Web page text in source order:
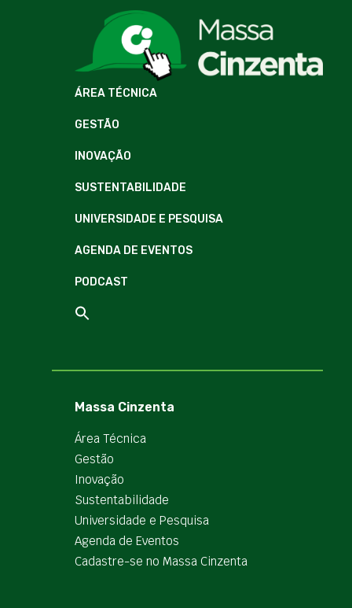
ÁREA TÉCNICA
GESTÃO
INOVAÇÃO
SUSTENTABILIDADE
UNIVERSIDADE E PESQUISA
AGENDA DE EVENTOS
PODCAST
Massa Cinzenta
Área Técnica
Gestão
Inovação
Sustentabilidade
Universidade e Pesquisa
Agenda de Eventos
Cadastre-se no Massa Cinzenta